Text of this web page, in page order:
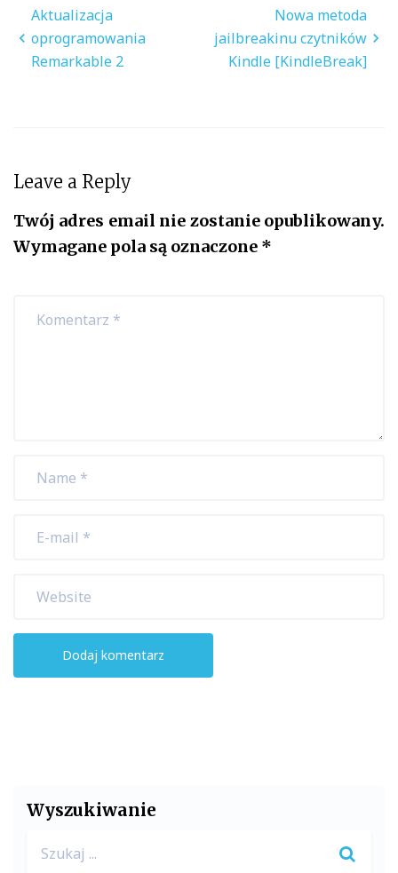
Nawigacja
wpisu
Aktualizacja
oprogramowania
Remarkable 2
Nowa metoda
jailbreakinu czytników
Kindle [KindleBreak]
Leave a Reply
Twój adres email nie zostanie opublikowany.
Wymagane pola są oznaczone *
Wyszukiwanie
for: